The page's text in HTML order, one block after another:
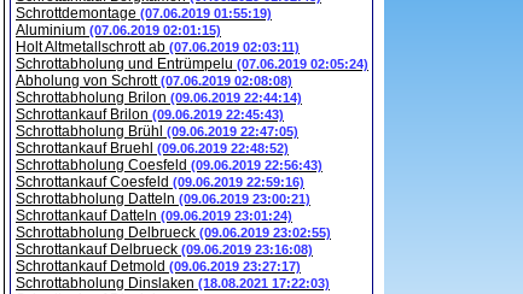
Schrottdemontage (07.06.2019 01:55:19)
Aluminium (07.06.2019 02:01:15)
Holt Altmetallschrott ab (07.06.2019 02:03:11)
Schrottabholung und Entrümpelu (07.06.2019 02:05:24)
Abholung von Schrott(07.06.2019 02:08:08)
Schrottabholung Brilon (09.06.2019 22:44:14)
Schrottankauf Brilon (09.06.2019 22:45:43)
Schrottabholung Brühl (09.06.2019 22:47:05)
Schrottankauf Bruehl (09.06.2019 22:48:52)
Schrottabholung Coesfeld (09.06.2019 22:56:43)
Schrottankauf Coesfeld (09.06.2019 22:59:16)
Schrottabholung Datteln (09.06.2019 23:00:21)
Schrottankauf Datteln (09.06.2019 23:01:24)
Schrottabholung Delbrueck (09.06.2019 23:02:55)
Schrottankauf Delbrueck (09.06.2019 23:16:08)
Schrottankauf Detmold (09.06.2019 23:27:17)
Schrottabholung Dinslaken (18.08.2021 17:22:03)